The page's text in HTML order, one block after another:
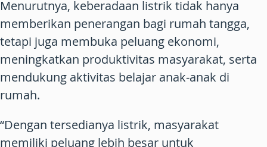
Menurutnya, keberadaan listrik tidak hanya
memberikan penerangan bagi rumah tangga,
tetapi juga membuka peluang ekonomi,
meningkatkan produktivitas masyarakat, serta
mendukung aktivitas belajar anak-anak di
rumah.
“Dengan tersedianya listrik, masyarakat
memiliki peluang lebih besar untuk